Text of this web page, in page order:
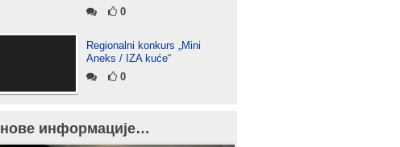
0
Regionalni konkurs „Mini
Aneks / IZA kuće“
0
нове информације…